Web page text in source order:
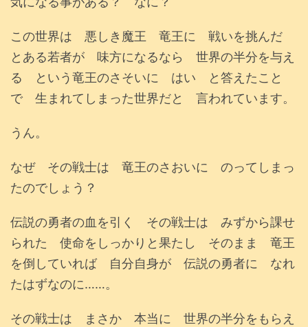
この世界は 悪しき魔王 竜王に 戦いを挑んだ
とある若者が 味方になるなら 世界の半分を与え
る という竜王のさそいに はい と答えたこと
で 生まれてしまった世界だと 言われています。
うん。
なぜ その戦士は 竜王のさおいに のってしまっ
たのでしょう？
伝説の勇者の血を引く その戦士は みずから課せ
られた 使命をしっかりと果たし そのまま 竜王
を倒していれば 自分自身が 伝説の勇者に なれ
たはずなのに……。
その戦士は まさか 本当に 世界の半分をもらえ